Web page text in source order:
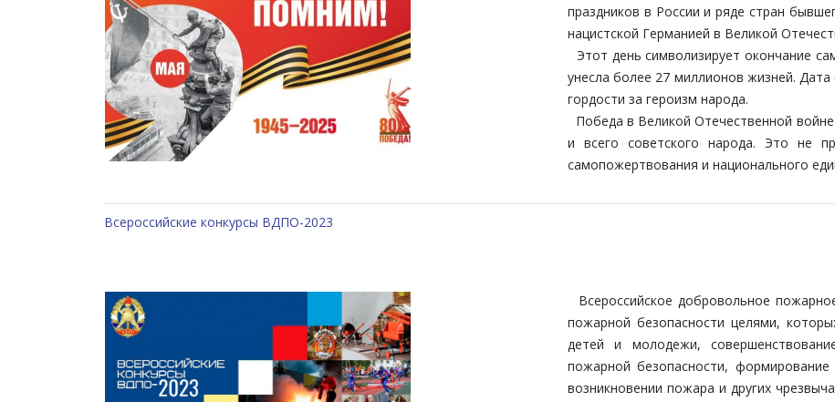
праздников в России и ряде стран
нацистской Германией в Великой
Этот день символизирует окончание
унесла более 27 миллионов жизней.
гордости за героизм народа.
Победа в Великой Отечественной
и всего советского народа. Это не
самопожертвования и национального
Всероссийские конкурсы ВДПО-2023
Всероссийское добровольное
пожарной безопасности целями,
детей и молодежи,
пожарной безопасности,
возникновении пожара и других